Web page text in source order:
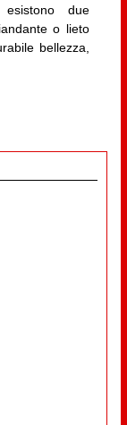
esistono due
o lieto
bellezza,